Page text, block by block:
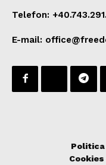
Telefon:
E-mail: